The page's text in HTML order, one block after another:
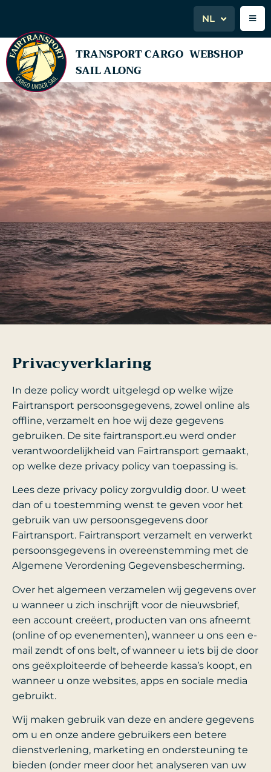
NL
TRANSPORT CARGO WEBSHOP
SAIL ALONG
Privacyverklaring
In deze policy wordt uitgelegd op welke wijze
Fairtransport persoonsgegevens, zowel online als
offline, verzamelt en hoe wij deze gegevens
gebruiken. De site fairtransport.eu werd onder
verantwoordelijkheid van Fairtransport gemaakt,
op welke deze privacy policy van toepassing is.
Lees deze privacy policy zorgvuldig door. U weet
dan of u toestemming wenst te geven voor het
gebruik van uw persoonsgegevens door
Fairtransport. Fairtransport verzamelt en verwerkt
persoonsgegevens in overeenstemming met de
Algemene Verordening Gegevensbescherming.
Over het algemeen verzamelen wij gegevens over
u wanneer u zich inschrijft voor de nieuwsbrief,
een account creëert, producten van ons afneemt
(online of op evenementen), wanneer u ons een e-
mail zendt of ons belt, of wanneer u iets bij de door
ons geëxploiteerde of beheerde kassa’s koopt, en
wanneer u onze websites, apps en sociale media
gebruikt.
Wij maken gebruik van deze en andere gegevens
om u en onze andere gebruikers een betere
dienstverlening, marketing en ondersteuning te
bieden (onder meer door het analyseren van uw